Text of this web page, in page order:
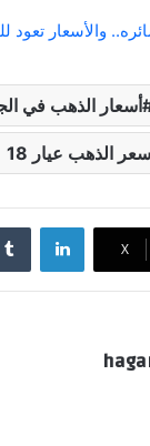
والأسعار تعود
أسعار الذهب في
سعر الذهب عيار 18
‫X